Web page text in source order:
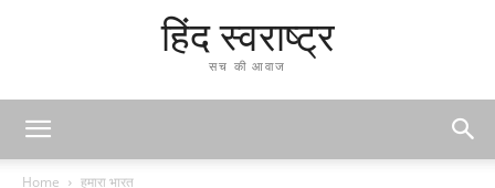
हिंद स्वराष्ट्र
सच की आवाज
Home हमारा भारत